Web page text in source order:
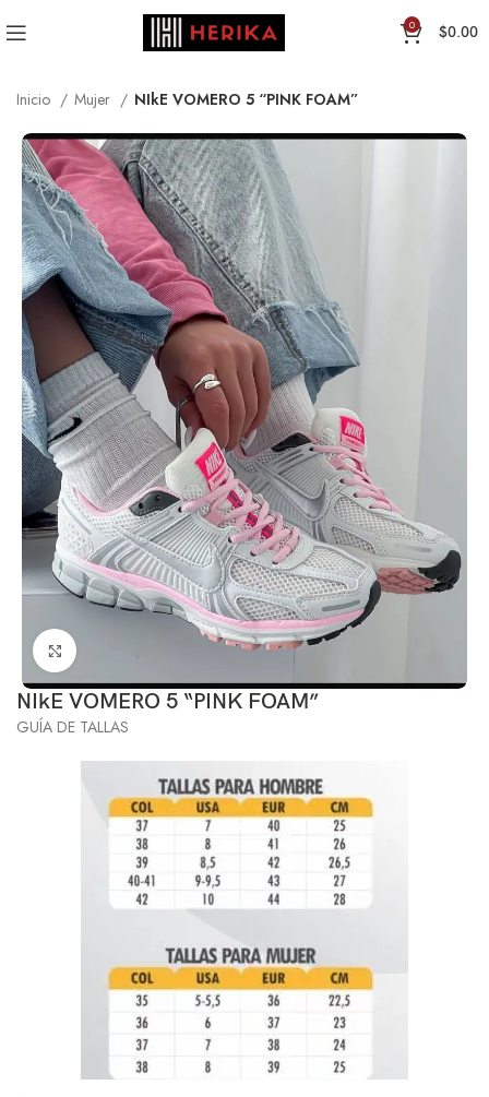
0 $0.00
Inicio Mujer NIkE VOMERO 5 “PINK FOAM”
NIkE VOMERO 5 “PINK FOAM”
GUÍA DE TALLAS